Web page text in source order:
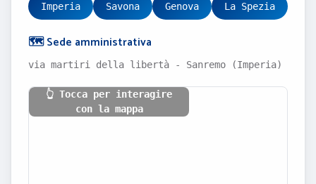
Imperia Savona Genova La Spezia
🗺️ Sede amministrativa
via martiri della libertà - Sanremo (Imperia)
👆 Tocca per interagire
con la mappa